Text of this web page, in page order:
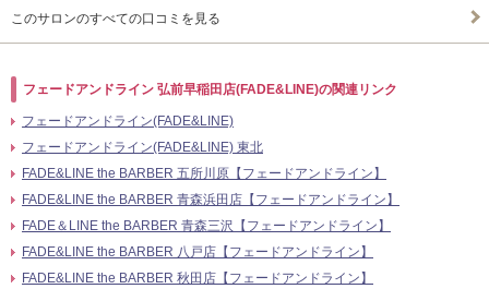
このサロンのすべての口コミを見る
フェードアンドライン 弘前早稲田店(FADE&LINE)の関連リンク
フェードアンドライン(FADE&LINE)
フェードアンドライン(FADE&LINE) 東北
FADE&LINE the BARBER 五所川原【フェードアンドライン】
FADE&LINE the BARBER 青森浜田店【フェードアンドライン】
FADE＆LINE the BARBER 青森三沢【フェードアンドライン】
FADE&LINE the BARBER 八戸店【フェードアンドライン】
FADE&LINE the BARBER 秋田店【フェードアンドライン】